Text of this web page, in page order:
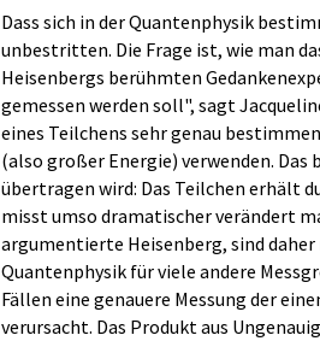
Dass sich in der Quantenphysik
unbestritten. Die Frage ist, wie man
Heisenbergs berühmten
gemessen werden soll", sagt
eines Teilchens sehr genau
(also großer Energie) verwenden. Das
übertragen wird: Das Teilchen erhält
misst umso dramatischer verändert
argumentierte Heisenberg, sind
Quantenphysik für viele andere
Fällen eine genauere Messung der
verursacht. Das Produkt aus